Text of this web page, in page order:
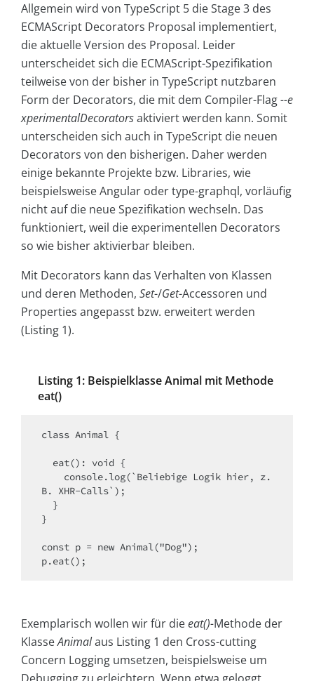
Allgemein wird von TypeScript 5 die Stage 3 des
ECMAScript Decorators Proposal implementiert,
die aktuelle Version des Proposal. Leider
unterscheidet sich die ECMAScript-Spezifikation
teilweise von der bisher in TypeScript nutzbaren
Form der Decorators, die mit dem Compiler-Flag--e
xperimentalDecoratorsaktiviert werden kann. Somit
unterscheiden sich auch in TypeScript die neuen
Decorators von den bisherigen. Daher werden
einige bekannte Projekte bzw. Libraries, wie
beispielsweise Angular oder type-graphql, vorläufig
nicht auf die neue Spezifikation wechseln. Das
funktioniert, weil die experimentellen Decorators
so wie bisher aktivierbar bleiben.
Mit Decorators kann das Verhalten von Klassen
und deren Methoden, Set-/Get-Accessoren und
Properties angepasst bzw. erweitert werden
(Listing 1).
Listing 1: Beispielklasse Animal mit Methode
eat()
class Animal {
B. XHR-Calls`);
}
const p = new Animal("Dog");
p.eat();
Exemplarisch wollen wir für dieeat()-Methode der
KlasseAnimalaus Listing 1 den Cross-cutting
Concern Logging umsetzen, beispielsweise um